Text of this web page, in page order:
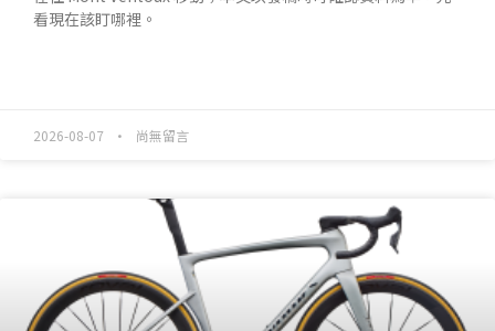
看現在該盯哪裡。
2026-08-07 尚無留言